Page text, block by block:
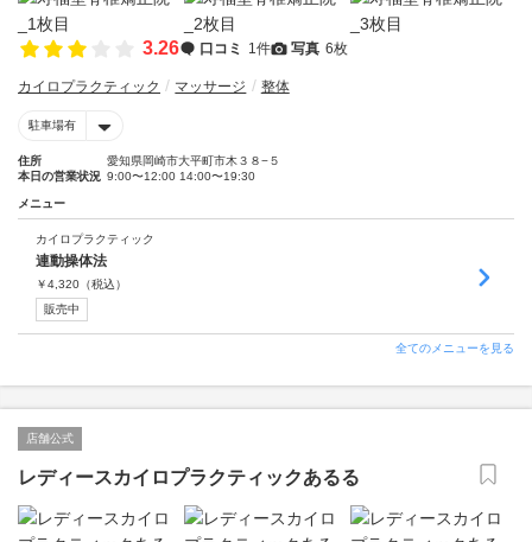
3.26 口コミ 1件 写真 6枚
カイロプラクティック マッサージ 整体
駐車場有
住所
愛知県岡崎市大平町市木３８−５
本日の営業状況 9:00〜12:00 14:00〜19:30
メニュー
カイロプラクティック
連動操体法
￥4,320 （税込）
販売中
全てのメニューを見る
店舗公式
レディースカイロプラクティックあるる